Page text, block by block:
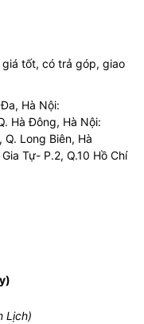
giá tốt, có trả góp, giao
Hà Nội:
Hà Đông, Hà Nội:
Long Biên, Hà
Tự- P.2, Q.10 Hồ Chí
Lịch)